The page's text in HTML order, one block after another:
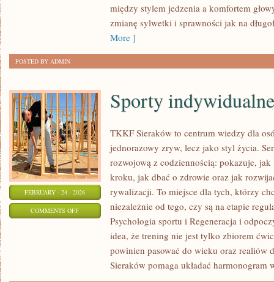
między stylem jedzenia a komfortem
zmianę sylwetki i sprawności jak na
More ]
POSTED BY ADMIN
FEBRUARY - 24 - 2026
COMMENTS OFFON
INDYWIDUALNE
Sporty indywidualne
TKKF Sieraków to centrum wiedzy dla
jednorazowy zryw, lecz jako styl życia.
rozwojową z codziennością: pokazuje,
kroku, jak dbać o zdrowie oraz jak
rywalizacji. To miejsce dla tych, którzy
niezależnie od tego, czy są na etapie
Psychologia sportu i Regeneracja i
idea, że trening nie jest tylko zbiorem
powinien pasować do wieku oraz realiów
Sieraków pomaga układać harmonogram